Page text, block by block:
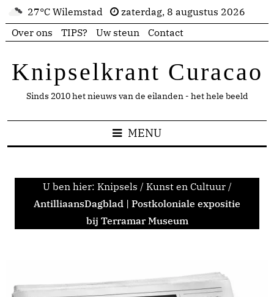
27°C Wilemstad
zaterdag, 8 augustus 2026
Over ons
TIPS? Uw steun Contact
Knipselkrant Curacao
Sinds 2010 het nieuws van de eilanden - het hele beeld
MENU
U ben hier: Knipsels / Kunst en Cultuur /
AntilliaansDagblad | Postkoloniale expositie
bij Terramar Museum